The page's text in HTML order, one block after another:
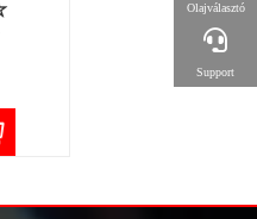
12 db/karton
Olajválasztó
Support